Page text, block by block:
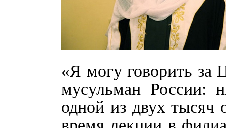
«Я могу говорить за
мусульман России:
одной из двух тысяч